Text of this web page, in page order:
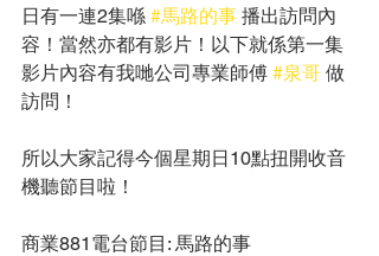
日有一連2集喺 #馬路的事 播出訪問內
容！當然亦都有影片！以下就係第一集
影片內容有我哋公司專業師傅 #泉哥 做
訪問！
所以大家記得今個星期日10點扭開收音
機聽節目啦！
商業881電台節目: 馬路的事